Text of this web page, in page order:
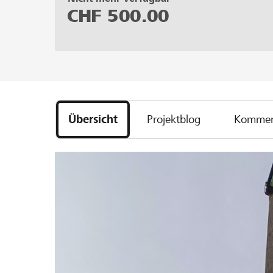
CHF 500.00
Übersicht Projektblog